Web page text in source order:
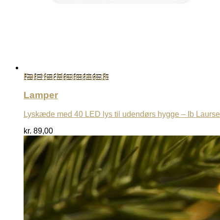
Køb Hos Mostersskur.dk
Lamper
Lyskæde med 40 LED lys til udendørs hygge – Ib
kr. 89,00